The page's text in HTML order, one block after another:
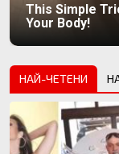
This Simple
Your Body!
НАЙ-ЧЕТЕНИ